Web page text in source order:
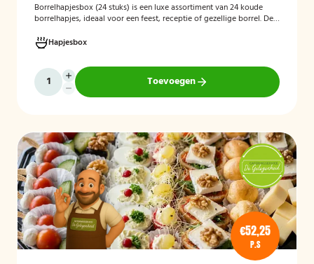
Borrelhapjesbox (24 stuks) is een luxe assortiment van 24 koude
borrelhapjes, ideaal voor een feest, receptie of gezellige borrel. De
zalmrolletjes, brie met notenmelange en vitello tonato, verzorgd
gepresenteerd en direct klaar om te serveren.
Hapjesbox
Toevoegen
€52,25
P.S